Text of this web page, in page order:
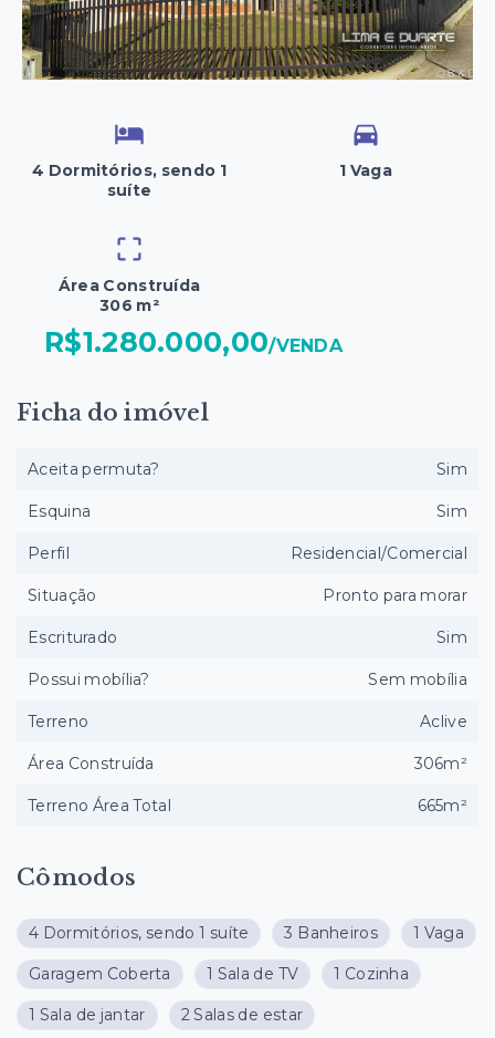
4 Dormitórios, sendo 1
suíte
1 Vaga
Área Construída
306 m²
R$1.280.000,00/VENDA
Cômodos
4 Dormitórios, sendo 1 suíte 3 Banheiros 1 Vaga
Garagem Coberta 1 Sala de TV 1 Cozinha
1 Sala de jantar 2 Salas de estar
Ficha do imóvel
Aceita permuta? Sim
Esquina Sim
Perfil Residencial/Comercial
Situação Pronto para morar
Escriturado Sim
Possui mobília? Sem mobília
Terreno Aclive
Área Construída 306m²
Terreno Área Total 665m²